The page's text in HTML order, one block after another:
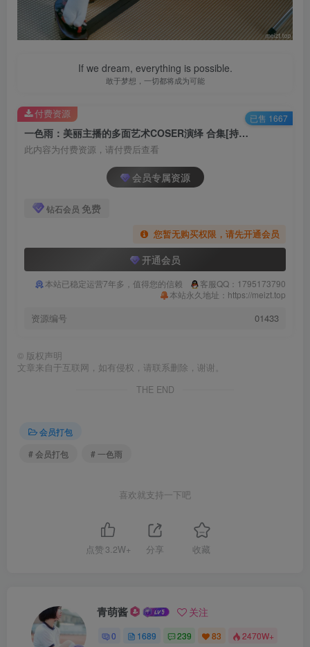
If we dream, everything is possible.
敢于梦想，一切都将成为可能
一色雨：美丽主播的多面艺术COSER演绎 合集[持续更新]
此内容为付费资源，请付费后查看
会员专属资源
钻石会员 免费
您暂无购买权限，请先开通会员
开通会员
本站已稳定运营7年多，值得您的信赖
客服QQ：1795173790
本站永久地址：https://meizt.top
资源编号 01433
付费资源 已售 1667
© 版权声明
文章来自于互联网，如有侵权，请联系删除，谢谢。
THE END
会员打包
# 会员打包
# 一色雨
喜欢就支持一下吧
点赞 3.2W+ 分享 收藏
青萌酱 关注
0 1689 239 83 2470W+